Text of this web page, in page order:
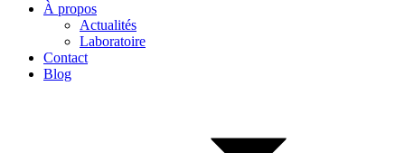
À propos
Actualités
Laboratoire
Contact
Blog